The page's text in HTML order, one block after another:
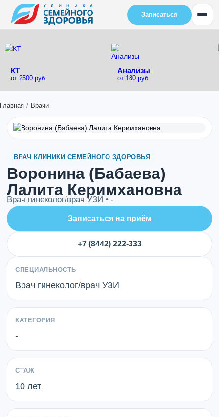
Записаться
КТ
от 2500 руб
Анализы
от 180 руб
Главная / Врачи
ВРАЧ КЛИНИКИ СЕМЕЙНОГО ЗДОРОВЬЯ
Воронина (Бабаева)
Лалита Керимхановна
Врач гинеколог/врач УЗИ • -
Записаться на приём
+7 (8442) 222-333
СПЕЦИАЛЬНОСТЬ
Врач гинеколог/врач УЗИ
КАТЕГОРИЯ
-
СТАЖ
10 лет